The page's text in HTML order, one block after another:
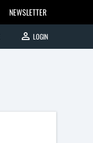
NEWSLETTER
person LOGIN